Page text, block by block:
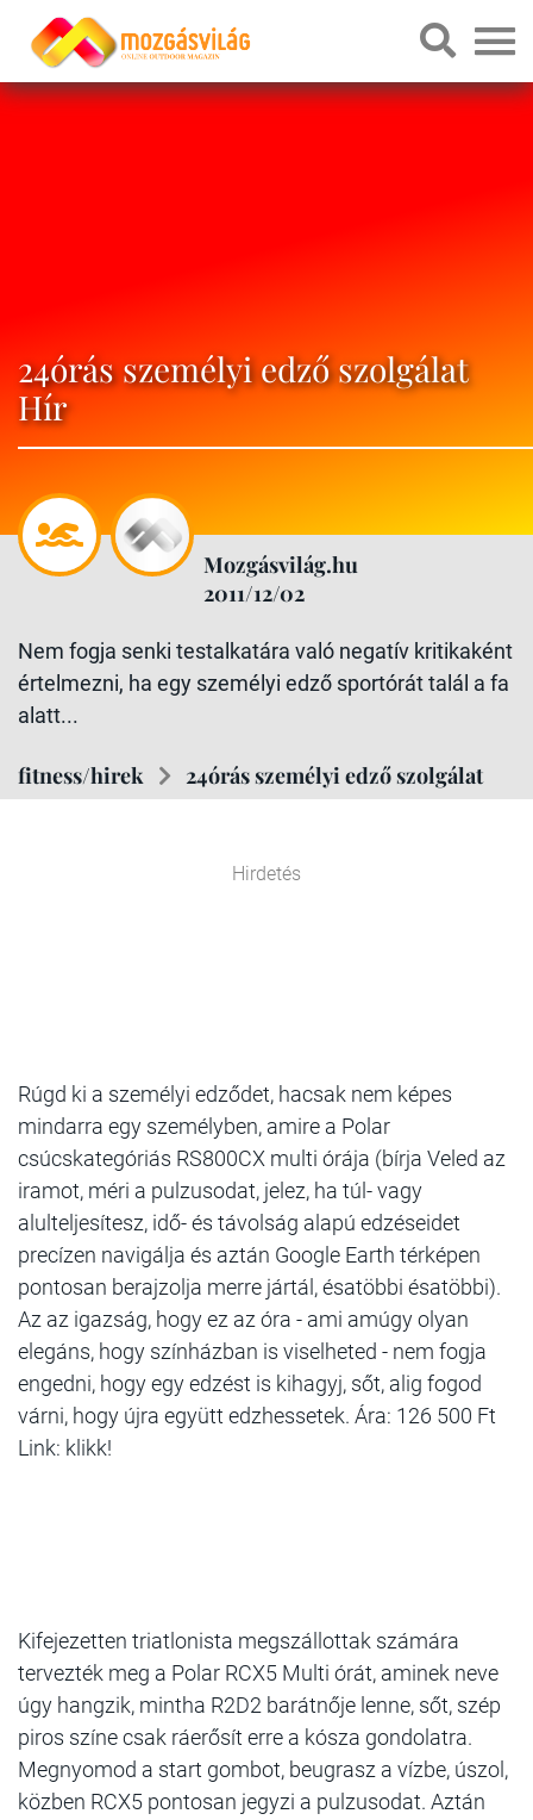
24órás személyi edző szolgálat
Hír
Mozgásvilág.hu
2011/12/02
Nem fogja senki testalkatára való negatív kritikaként
értelmezni, ha egy személyi edző sportórát talál a fa
alatt...
fitness/hirek 24órás személyi edző szolgálat
Hirdetés
Rúgd ki a személyi edződet, hacsak nem képes
mindarra egy személyben, amire a Polar
csúcskategóriás RS800CX multi órája (bírja Veled az
iramot, méri a pulzusodat, jelez, ha túl- vagy
alulteljesítesz, idő- és távolság alapú edzéseidet
precízen navigálja és aztán Google Earth térképen
pontosan berajzolja merre jártál, ésatöbbi ésatöbbi).
Az az igazság, hogy ez az óra - ami amúgy olyan
elegáns, hogy színházban is viselheted - nem fogja
engedni, hogy egy edzést is kihagyj, sőt, alig fogod
várni, hogy újra együtt edzhessetek. Ára: 126 500 Ft
Link: klikk!
Kifejezetten triatlonista megszállottak számára
tervezték meg a Polar RCX5 Multi órát, aminek neve
úgy hangzik, mintha R2D2 barátnője lenne, sőt, szép
piros színe csak ráerősít erre a kósza gondolatra.
Megnyomod a start gombot, beugrasz a vízbe, úszol,
közben RCX5 pontosan jegyzi a pulzusodat. Aztán